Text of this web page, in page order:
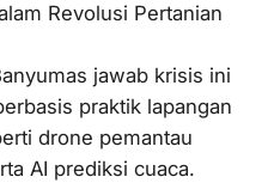
Revolusi Pertanian
jawab krisis ini
praktik lapangan
drone pemantau
AI prediksi cuaca.